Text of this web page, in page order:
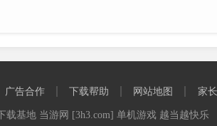
广告合作 下载帮助 网站地图 家
载基地 当游网 [3h3.com] 单机游戏 越当越快乐